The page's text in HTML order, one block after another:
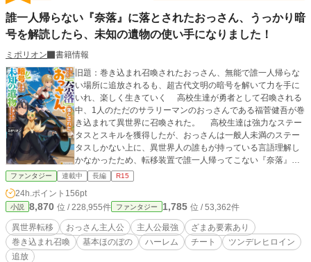
誰一人帰らない『奈落』に落とされたおっさん、うっかり暗
号を解読したら、未知の遺物の使い手になりました！
ミポリオン
書籍情報
旧題：巻き込まれ召喚されたおっさん、無能で誰一人帰らな
い場所に追放されるも、超古代文明の暗号を解いて力を手に
いれ、楽しく生きていく 高校生達が勇者として召喚される
中、1人のただのサラリーマンのおっさんである福菅健吾が巻
き込まれて異世界に召喚された。 高校生達は強力なステー
タスとスキルを獲得したが、おっさんは一般人未満のステー
タスしかない上に、異世界人の誰もが持っている言語理解し
かなかったため、転移装置で誰一人帰ってこない『奈落』に
追放されてしまう。 しかし、そこに刻まれた見たこともな
い文字を、健吾には全て理解する事ができ、強大な超古代文
明のアイテムを手に入れる。 召喚者達は気づかなかった。
健吾以外の高校生達の通常スキル欄に言語スキルがあり、健
吾だけは固有スキルの欄に言語スキルがあった事を。そして
そのスキルが恐るべき力を秘めていることを。 ※カクヨムで
も連載しています
ファンタジー 連載中 長編 R15
24h.ポイント 156pt
小説 8,870 位 / 228,955件 ファンタジー 1,785 位 / 53,362件
異世界転移 おっさん主人公 主人公最強
ざまあ要素あり
巻き込まれ召喚
基本ほのぼの ハーレム チート
ツンデレヒロイン
追放